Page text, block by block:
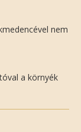
nem
a környék